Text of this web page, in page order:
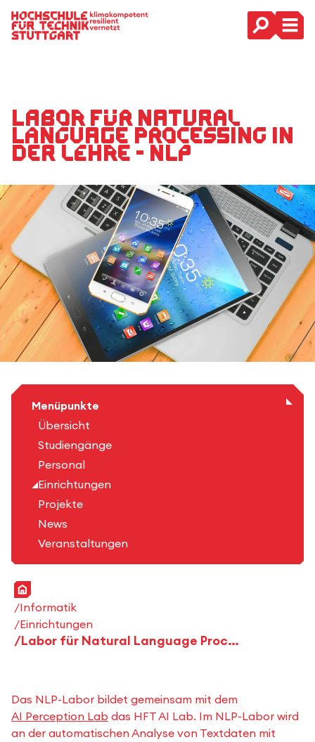
Hauptnavigation
Labor für Natural
Language Processing in
der Lehre - NLP
Menüpunkte
Übersicht
Studiengänge
Personal
Einrichtungen
Projekte
News
Veranstaltungen
Startseite
Informatik
Einrichtungen
Labor für Natural Language Processing in der Lehre - NLP
Das NLP-Labor bildet gemeinsam mit dem
AI Perception Lab das HFT AI Lab. Im NLP-Labor wird
an der automatischen Analyse von Textdaten mit